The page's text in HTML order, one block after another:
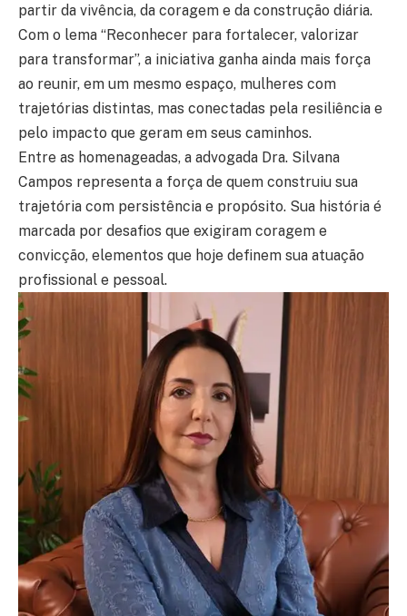
partir da vivência, da coragem e da construção diária.
Com o lema “Reconhecer para fortalecer, valorizar
para transformar”, a iniciativa ganha ainda mais força
ao reunir, em um mesmo espaço, mulheres com
trajetórias distintas, mas conectadas pela resiliência e
pelo impacto que geram em seus caminhos.
Entre as homenageadas, a advogada Dra. Silvana
Campos representa a força de quem construiu sua
trajetória com persistência e propósito. Sua história é
marcada por desafios que exigiram coragem e
convicção, elementos que hoje definem sua atuação
profissional e pessoal.